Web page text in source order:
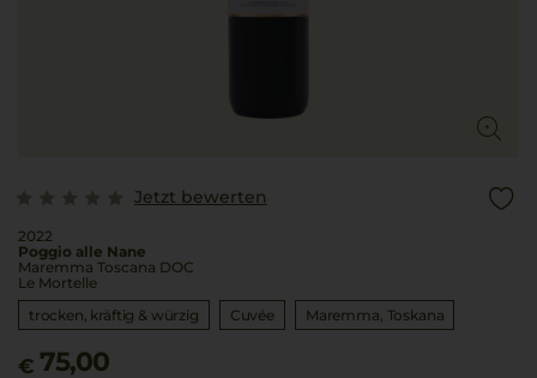
Jetzt bewerten
2022
Poggio alle Nane
Maremma Toscana DOC
Le Mortelle
trocken, kräftig & würzig
Cuvée Maremma Toskana
€ 75,00